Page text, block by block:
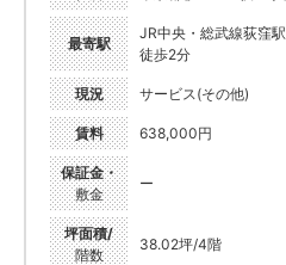
最寄駅
JR中央・総武線荻窪駅
徒歩2分
現況 サービス(その他)
賃料 638,000円
保証金・
敷金
ー
坪面積/
階数
38.02坪/4階